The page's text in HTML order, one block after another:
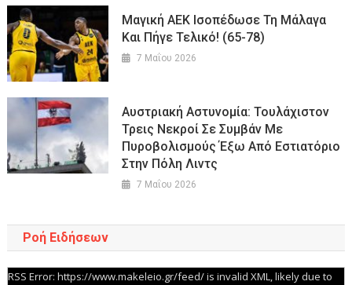
Μαγική ΑΕΚ Ισοπέδωσε Τη Μάλαγα
Και Πήγε Τελικό! (65-78)
7 Μαΐου 2026
Αυστριακή Αστυνομία: Τουλάχιστον
Τρεις Νεκροί Σε Συμβάν Με
Πυροβολισμούς Έξω Από Εστιατόριο
Στην Πόλη Λιντς
7 Μαΐου 2026
Ροή Ειδήσεων
RSS Error: https://www.makeleio.gr/feed/ is invalid XML, likely due to